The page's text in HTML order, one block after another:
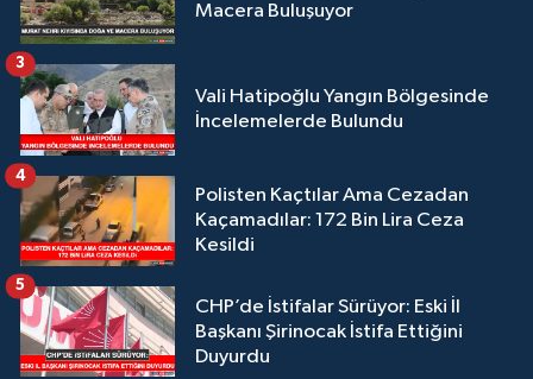
Macera Buluşuyor
Vali Hatipoğlu Yangın Bölgesinde
İncelemelerde Bulundu
3
Polisten Kaçtılar Ama Cezadan
Kaçamadılar: 172 Bin Lira Ceza
Kesildi
4
CHP’de İstifalar Sürüyor: Eski İl
Başkanı Şirinocak İstifa Ettiğini
Duyurdu
5